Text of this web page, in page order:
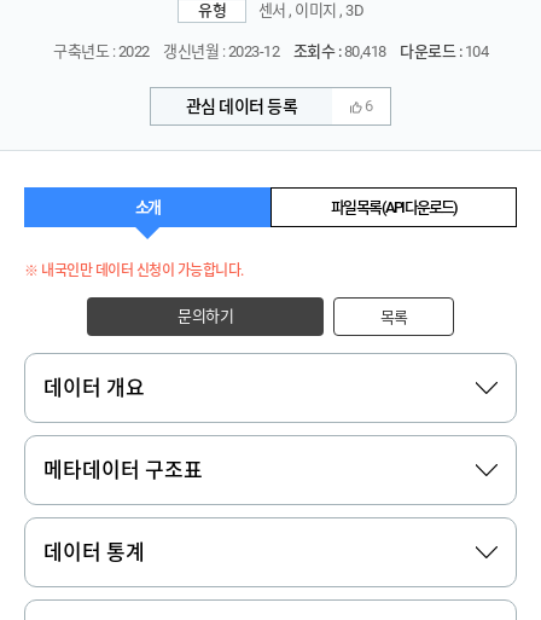
AI 개발지원
유형
센서 , 이미지 , 3D
구축년도 : 2022 갱신년월 : 2023-12 조회수 :80,418 다운로드 :104
관심 데이터 등록 6
소개 파일 목록 (API 다운로드)
※ 내국인만 데이터 신청이 가능합니다.
문의하기 목록
데이터 개요
메타데이터 구조표
데이터 통계